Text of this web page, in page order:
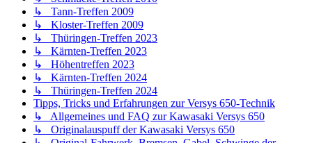
↳ Inspektionskosten der Kawasaki Versys 650
↳ Probleme mit der Kawasaki Versys 650
↳ Zubehörverzeichnis Kawasaki Versys 650
↳ Auspuffanlagen 650
↳ Bremsen 650
↳ Elektronik und Licht 650
↳ Fahrwerksumbauten 650
↳ Gepäcksysteme 650
↳ Kennzeichenhalter 650
↳ Kettensätze und Kettenschutz 650
↳ Kühlerschutz 650